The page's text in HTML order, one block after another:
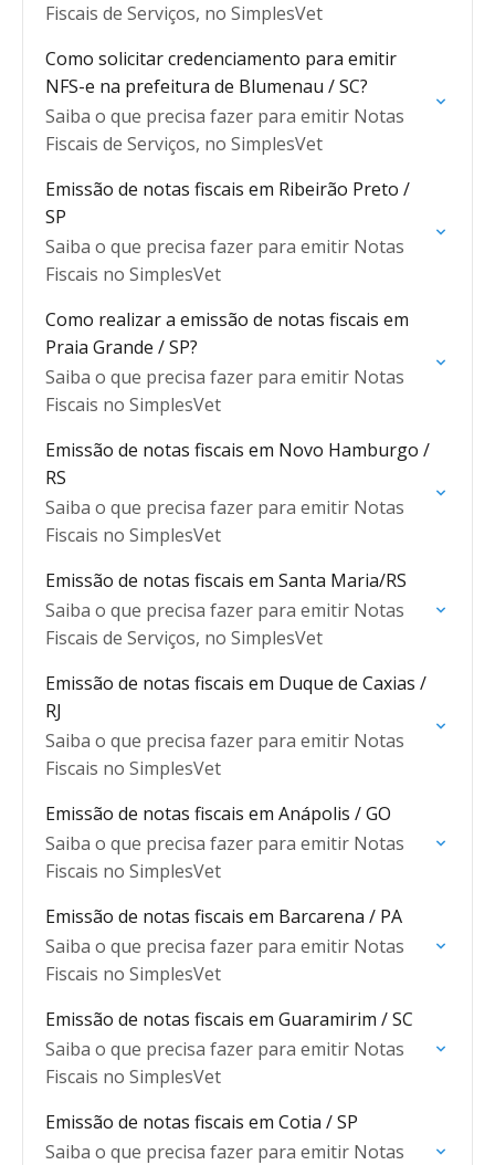
Fiscais de Serviços, no SimplesVet
Como solicitar credenciamento para emitir
NFS-e na prefeitura de Blumenau / SC?
Saiba o que precisa fazer para emitir Notas
Fiscais de Serviços, no SimplesVet
Emissão de notas fiscais em Ribeirão Preto /
SP
Saiba o que precisa fazer para emitir Notas
Fiscais no SimplesVet
Como realizar a emissão de notas fiscais em
Praia Grande / SP?
Saiba o que precisa fazer para emitir Notas
Fiscais no SimplesVet
Emissão de notas fiscais em Novo Hamburgo /
RS
Saiba o que precisa fazer para emitir Notas
Fiscais no SimplesVet
Emissão de notas fiscais em Santa Maria/RS
Saiba o que precisa fazer para emitir Notas
Fiscais de Serviços, no SimplesVet
Emissão de notas fiscais em Duque de Caxias /
RJ
Saiba o que precisa fazer para emitir Notas
Fiscais no SimplesVet
Emissão de notas fiscais em Anápolis / GO
Saiba o que precisa fazer para emitir Notas
Fiscais no SimplesVet
Emissão de notas fiscais em Barcarena / PA
Saiba o que precisa fazer para emitir Notas
Fiscais no SimplesVet
Emissão de notas fiscais em Guaramirim / SC
Saiba o que precisa fazer para emitir Notas
Fiscais no SimplesVet
Emissão de notas fiscais em Cotia / SP
Saiba o que precisa fazer para emitir Notas